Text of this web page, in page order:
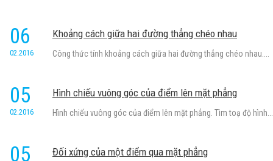
06
02.2016
Khoảng cách giữa hai đường thẳng chéo nhau
Công thức tính khoảng cách giữa hai đường thẳng chéo nhau....
05
02.2016
Hình chiếu vuông góc của điểm lên mặt phẳng
Hình chiếu vuông góc của điểm lên mặt phẳng. Tìm toạ độ hình...
05 Đối xứng của một điểm qua mặt phẳng